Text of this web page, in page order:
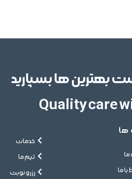
بهترین ها بسپارید
Quality care
ها
ما
با ما
خدمات
تیم ما
رزرو نوبت